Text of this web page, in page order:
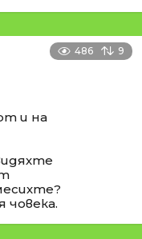
486 9
и на
човека.